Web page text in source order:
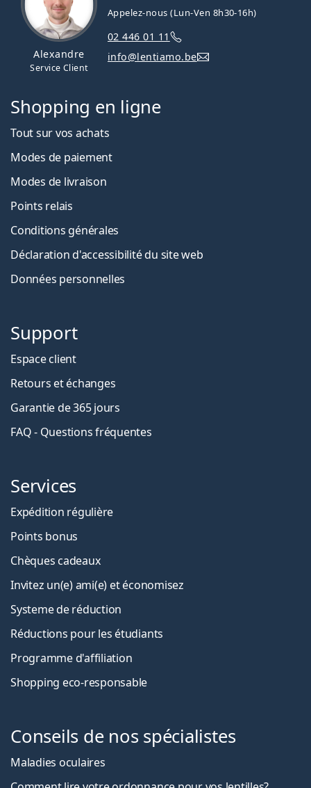
Alexandre
Service Client
Appelez-nous (Lun-Ven 8h30-16h)
02 446 01 11
info@lentiamo.be
Shopping en ligne
Tout sur vos achats
Modes de paiement
Modes de livraison
Points relais
Conditions générales
Déclaration d'accessibilité du site web
Données personnelles
Support
Espace client
Retours et échanges
Garantie de 365 jours
FAQ - Questions fréquentes
Services
Expédition régulière
Points bonus
Chèques cadeaux
Invitez un(e) ami(e) et économisez
Systeme de réduction
Réductions pour les étudiants
Programme d'affiliation
Shopping eco-responsable
Conseils de nos spécialistes
Maladies oculaires